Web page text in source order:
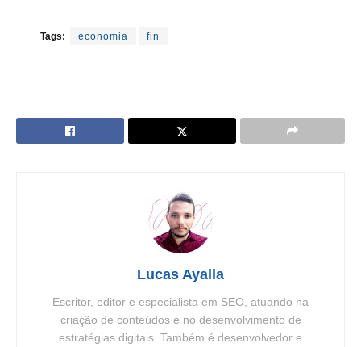
Tags: economia fin
Lucas Ayalla
Escritor, editor e especialista em SEO, atuando na
criação de conteúdos e no desenvolvimento de
estratégias digitais. Também é desenvolvedor e